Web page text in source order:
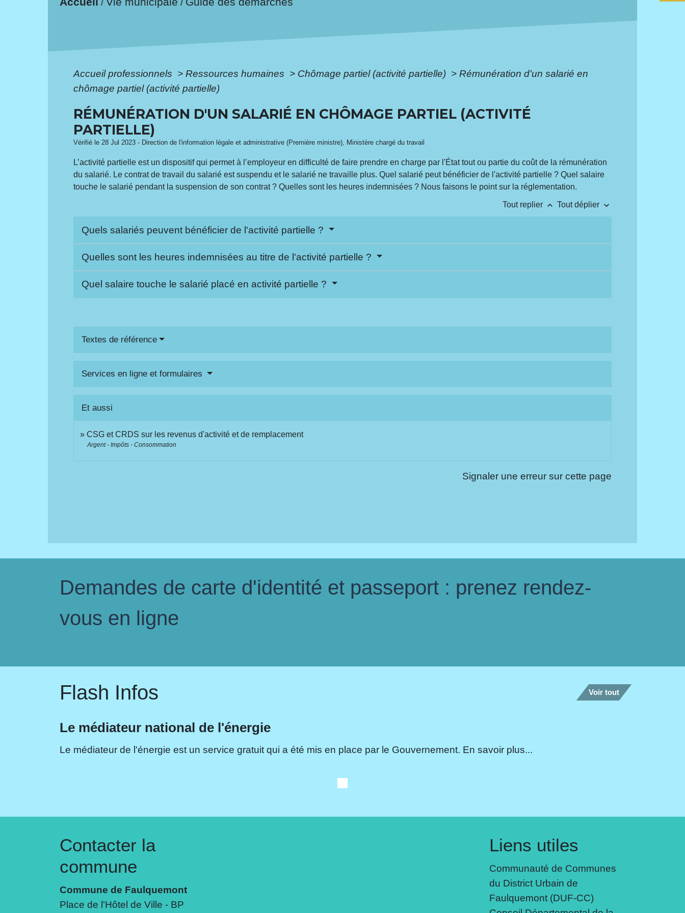
/ /
Accueil professionnels > Ressources humaines > Chômage partiel (activité partielle) > Rémunération d'un salarié en
chômage partiel (activité partielle)
RÉMUNÉRATION D'UN SALARIÉ EN CHÔMAGE PARTIEL (ACTIVITÉ
PARTIELLE)
Vérifié le 28 Jul 2023 - Direction de l'information légale et administrative (Première ministre), Ministère chargé du travail
L’activité partielle est un dispositif qui permet à l’employeur en difficulté de faire prendre en charge par l'État tout ou partie du coût de la rémunération
du salarié. Le contrat de travail du salarié est suspendu et le salarié ne travaille plus. Quel salarié peut bénéficier de l'activité partielle ? Quel salaire
touche le salarié pendant la suspension de son contrat ? Quelles sont les heures indemnisées ? Nous faisons le point sur la réglementation.
Tout replier keyboard_arrow_up Tout déplier keyboard_arrow_down
Quels salariés peuvent bénéficier de l'activité partielle ?
Quelles sont les heures indemnisées au titre de l'activité partielle ?
Quel salaire touche le salarié placé en activité partielle ?
Textes de référence
Services en ligne et formulaires
Et aussi
CSG et CRDS sur les revenus d'activité et de remplacement
Argent - Impôts - Consommation
Signaler une erreur sur cette page
Demandes de carte d'identité et passeport : prenez rendez-
vous en ligne
Flash Infos Voir tout
Le médiateur national de l'énergie
Le médiateur de l'énergie est un service gratuit qui a été mis en place par le Gouvernement. En savoir plus...
Contacter la
commune
Commune de Faulquemont
Place de l'Hôtel de Ville - BP
Liens utiles
Communauté de Communes
du District Urbain de
Faulquemont (DUF-CC)